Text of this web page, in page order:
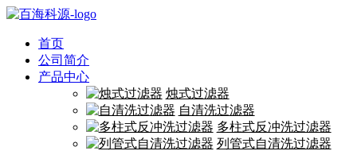
首页
公司简介
产品中心
烛式过滤器
自清洗过滤器
多柱式反冲洗过滤器
列管式自清洗过滤器